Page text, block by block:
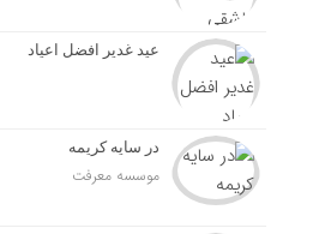
عید غدیر افضل اعیاد
در سایه کریمه
موسسه معرفت